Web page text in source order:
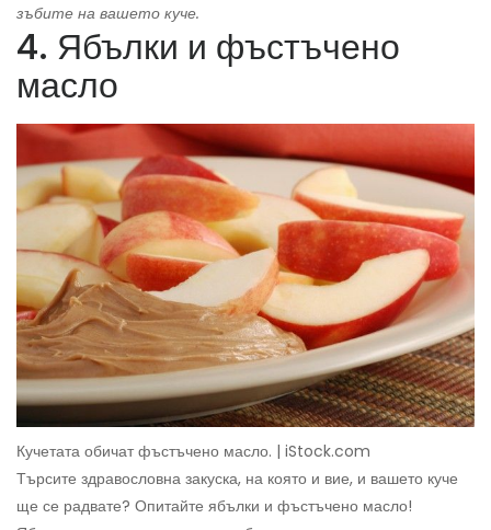
зъбите на вашето куче.
4. Ябълки и фъстъчено
масло
Кучетата обичат фъстъчено масло. | iStock.com
Търсите здравословна закуска, на която и вие, и вашето куче
ще се радвате? Опитайте ябълки и фъстъчено масло!